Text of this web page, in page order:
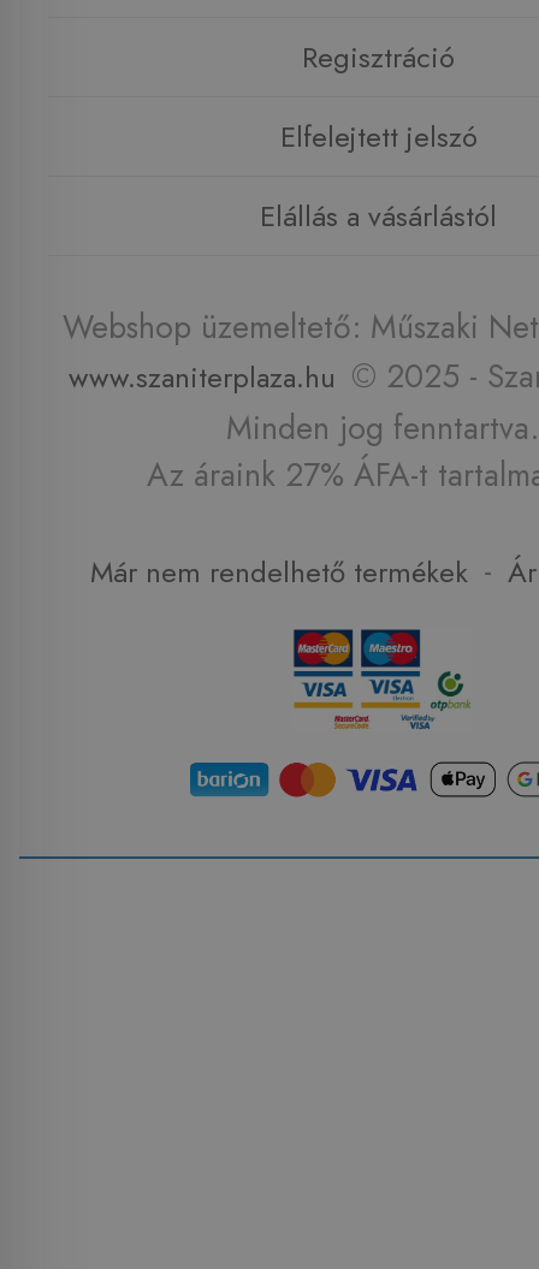
Regisztráció
Elfelejtett jelszó
Elállás a vásárlástól
Webshop üzemeltető: Műszaki
www.szaniterplaza.hu © 2025 -
Minden jog fenntartva.
Az áraink 27% ÁFA-t
Már nem rendelhető termékek -